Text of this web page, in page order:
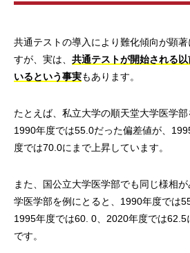
共通テストの導入により難化傾向が顕
すが、実は、 共通テストが開始される
いるという事実もあります。
たとえば、私立大学の順天堂大学医学部
1990年度では55.0だった偏差値が、
度では70.0にまで上昇しています。
また、国公立大学医学部でも同じ様相
学医学部を例にとると、1990年度では
1995年度では60. 0、2020年度では
です。